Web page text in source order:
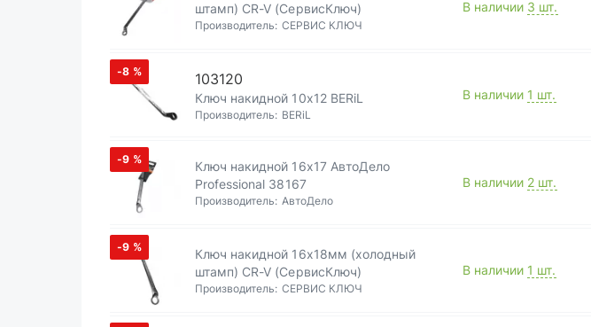
штамп) CR-V (СервисКлюч)
Производитель: СЕРВИС КЛЮЧ
В наличии 3 шт.
-8 % 103120
Ключ накидной 10х12 BERiL
Производитель: BERiL
В наличии 1 шт.
-9 %
Ключ накидной 16х17 АвтоДело
Professional 38167
Производитель: АвтоДело
В наличии 2 шт.
-9 %
Ключ накидной 16х18мм (холодный
штамп) CR-V (СервисКлюч)
Производитель: СЕРВИС КЛЮЧ
В наличии 1 шт.